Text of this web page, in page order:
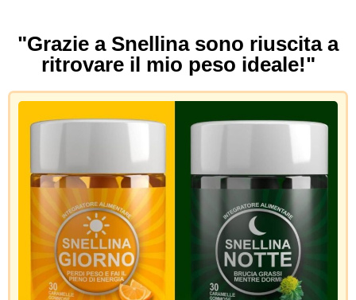
"Grazie a Snellina sono riuscita a
ritrovare il mio peso ideale!"